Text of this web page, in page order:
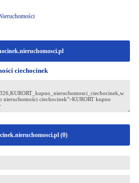
ciechocinek
(0)